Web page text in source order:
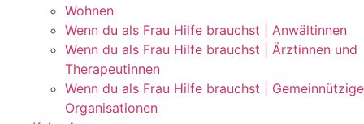
Wohnen
Wenn du als Frau Hilfe brauchst | Anwältinnen
Wenn du als Frau Hilfe brauchst | Ärztinnen und
Therapeutinnen
Wenn du als Frau Hilfe brauchst | Gemeinnützige
Organisationen